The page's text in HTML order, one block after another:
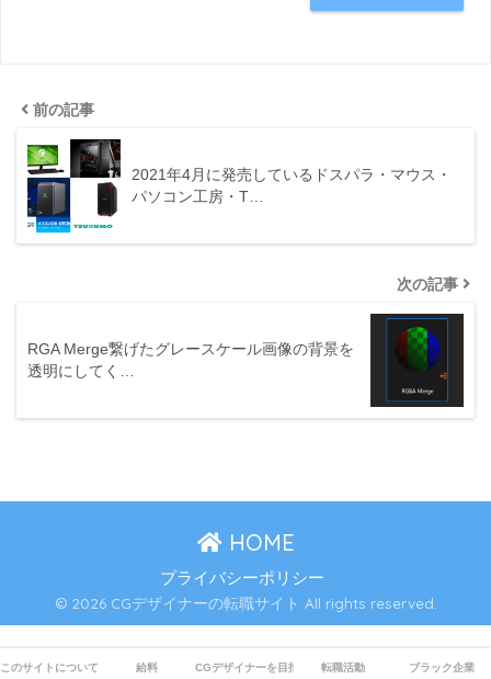
前の記事
2021年4月に発売しているドスパラ・マウス・
パソコン工房・T…
次の記事
RGA Merge繋げたグレースケール画像の背景を
透明にしてく…
HOME
プライバシーポリシー
© 2026 CGデザイナーの転職サイト All rights reserved.
このサイトについて 給料 CGデザイナーを目指す 転職活動 ブラック企業